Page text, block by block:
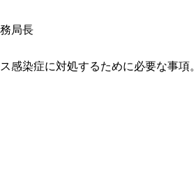
局長
染症に対処するために必要な事項。